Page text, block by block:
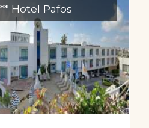
Hotel Pafos